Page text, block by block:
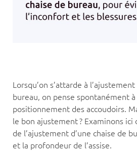
Lorsqu’on s’attarde à
bureau, on pense spontanément
positionnement des accoudoirs.
le bon ajustement ? Examinons
de l’ajustement d’une chaise de
et la profondeur de l’assise.